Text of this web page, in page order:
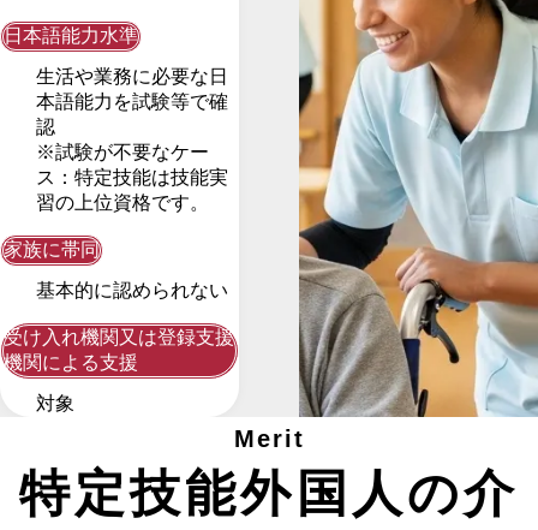
日本語能力水準
生活や業務に必要な日
本語能力を試験等で確
認
※試験が不要なケー
ス：特定技能は技能実
習の上位資格です。
家族に帯同
基本的に認められない
受け入れ機関又は登録支援
機関による支援
対象
Merit
特定技能外国人の介